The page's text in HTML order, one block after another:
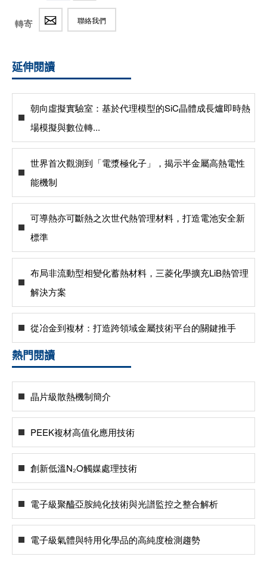
轉寄 聯絡我們
延伸閱讀
朝向虛擬實驗室：基於代理模型的SiC晶體成長爐即時熱
場模擬與數位轉...
世界首次觀測到「電漿極化子」，揭示半金屬高熱電性
能機制
可導熱亦可斷熱之次世代熱管理材料，打造電池安全新
標準
布局非流動型相變化蓄熱材料，三菱化學擴充LiB熱管理
解決方案
從冶金到複材：打造跨領域金屬技術平台的關鍵推手
熱門閱讀
晶片級散熱機制簡介
PEEK複材高值化應用技術
創新低溫N₂O觸媒處理技術
電子級聚醯亞胺純化技術與光譜監控之整合解析
電子級氣體與特用化學品的高純度檢測趨勢